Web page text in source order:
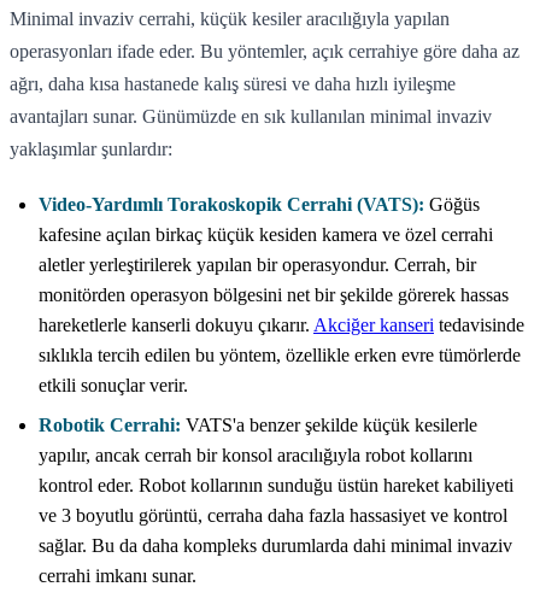
Minimal invaziv cerrahi, küçük kesiler aracılığıyla yapılan
operasyonları ifade eder. Bu yöntemler, açık cerrahiye göre daha az
ağrı, daha kısa hastanede kalış süresi ve daha hızlı iyileşme
avantajları sunar. Günümüzde en sık kullanılan minimal invaziv
yaklaşımlar şunlardır:
Video-Yardımlı Torakoskopik Cerrahi (VATS): Göğüs
kafesine açılan birkaç küçük kesiden kamera ve özel cerrahi
aletler yerleştirilerek yapılan bir operasyondur. Cerrah, bir
monitörden operasyon bölgesini net bir şekilde görerek hassas
hareketlerle kanserli dokuyu çıkarır. Akciğer kanseri tedavisinde
sıklıkla tercih edilen bu yöntem, özellikle erken evre tümörlerde
etkili sonuçlar verir.
Robotik Cerrahi: VATS'a benzer şekilde küçük kesilerle
yapılır, ancak cerrah bir konsol aracılığıyla robot kollarını
kontrol eder. Robot kollarının sunduğu üstün hareket kabiliyeti
ve 3 boyutlu görüntü, cerraha daha fazla hassasiyet ve kontrol
sağlar. Bu da daha kompleks durumlarda dahi minimal invaziv
cerrahi imkanı sunar.